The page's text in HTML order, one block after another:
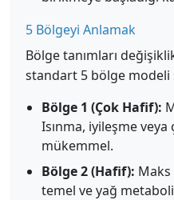
5 Bölgeyi Anlamak
Bölge tanımları
standart 5 bölge modeli
Bölge 1 (Çok Hafif):
Isınma, iyileşme
mükemmel.
Bölge 2 (Hafif): Maks
temel ve yağ